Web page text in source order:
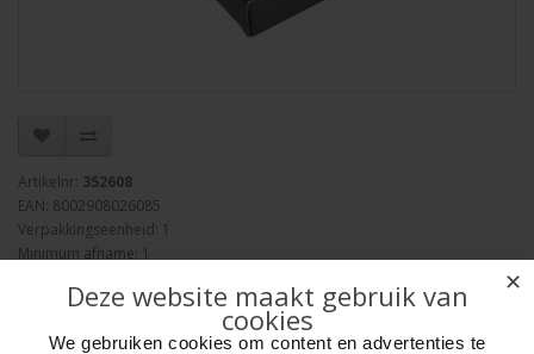
Artikelnr: 352608
EAN: 8002908026085
Verpakkingseenheid: 1
Minimum afname: 1
✕
Deze website maakt gebruik van
cookies
We gebruiken cookies om content en advertenties te